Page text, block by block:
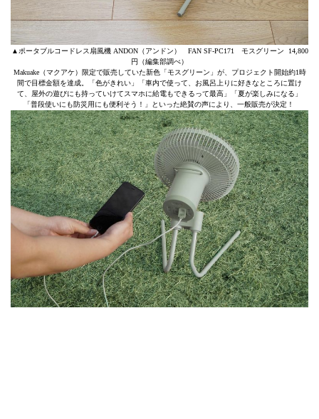
▲ポータブルコードレス扇風機 ANDON（アンドン） FAN SF-PC171 モスグリーン 14,800
円（編集部調べ）
Makuake（マクアケ）限定で販売していた新色「モスグリーン」が、プロジェクト開始約1時
間で目標金額を達成。「色がきれい」「車内で使って、お風呂上りに好きなところに置け
て、屋外の遊びにも持っていけてスマホに給電もできるって最高」「夏が楽しみになる」
「普段使いにも防災用にも便利そう！」といった絶賛の声により、一般販売が決定！